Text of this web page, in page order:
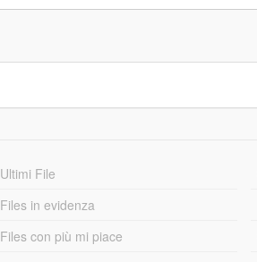
Ultimi File
Files in evidenza
Files con più mi piace